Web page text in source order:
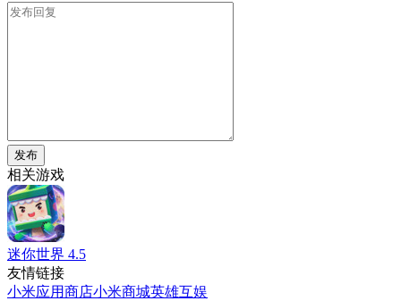
发布
相关游戏
迷你世界 4.5
友情链接
小米应用商店小米商城英雄互娱